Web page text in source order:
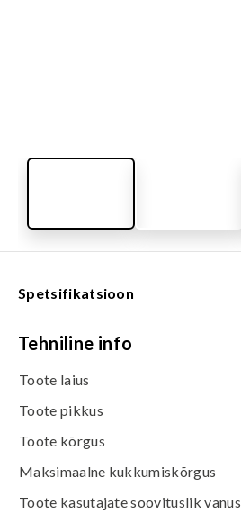
Spetsifikatsioon
Tehniline info
Toote laius
Toote pikkus
Toote kõrgus
Maksimaalne kukkumiskõrgus
Toote kasutajate soovituslik vanus